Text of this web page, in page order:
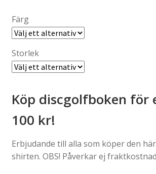
Färg
Storlek
Köp discgolfboken för
100 kr!
Erbjudande till alla som köper den
shirten. OBS! Påverkar ej